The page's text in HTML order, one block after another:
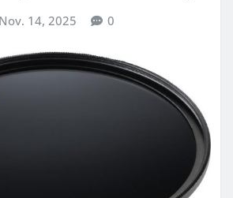
Nov. 14, 2025 0